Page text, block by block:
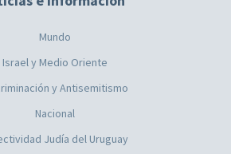
Mundo
Israel y Medio Oriente
y Antisemitismo
Nacional
Judía del Uruguay